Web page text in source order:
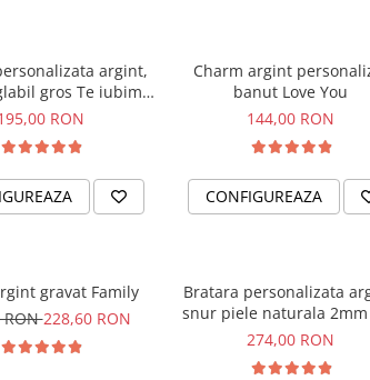
argint,
gros Te iubim
TatiRON
Charm argint
banut Love You
144,00 RON
CONFIGUREAZA
gravat Family
RON228,60 RON
Bratara personalizata
snur piele naturala
textil Best Dad...
274,00 RON